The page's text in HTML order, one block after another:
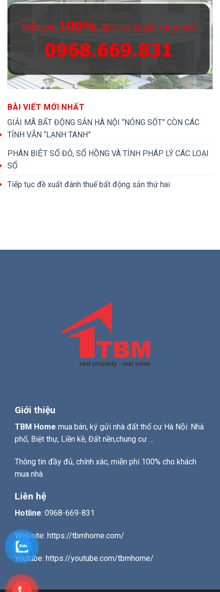
BÀI VIẾT MỚI NHẤT
GIẢI MÃ BẤT ĐỘNG SẢN HÀ NỘI “NÓNG SỐT” CÒN CÁC
TỈNH VẪN “LẠNH TANH”
PHÂN BIỆT SỔ ĐỎ, SỔ HỒNG VÀ TÍNH PHÁP LÝ CÁC LOẠI
SỔ
Tiếp tục đề xuất đánh thuế bất động sản thứ hai
Giới thiệu
TBM Home mua bán, ký gửi nhà đất thổ cư Hà Nội: Nhà
phố, Biệt thự, Liền kề, Đất nền,chung cư …
Thông tin đầy đủ, chính xác, miễn phí 100% cho khách
mua nhà.
Liên hệ
Hotline: 0968-669-831
Website: https://tbmhome.com/
Youtube: https://youtube.com/tbmhome/